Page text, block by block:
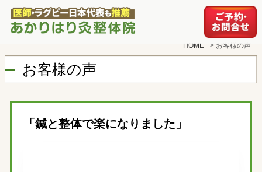
HOME > お客様の声
お客様の声
「鍼と整体で楽になりました」